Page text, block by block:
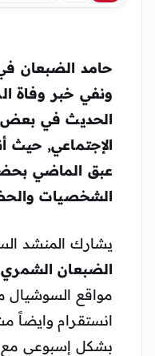
حامد الضبعان
ونفي خبر وفاة
الحديث في بعض
الإجتماعي,
عبق الماضي
الشخصيات
يشارك المنشد
الضبعان الشمري
مواقع السوشيال
انستقرام وايضاً
بشكل إسبوعي مع